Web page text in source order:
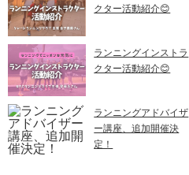
クター活動紹介😊
ランニングインストラ
クター活動紹介😊
ランニングアドバイザ
ー講座、追加開催決
定！